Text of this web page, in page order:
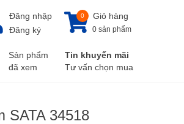
Đăng nhập
Đăng ký
Giỏ hàng
0
0 sản phẩm
Sản phẩm
đã xem
Tin khuyến mãi
Tư vấn chọn mua
SATA 34518